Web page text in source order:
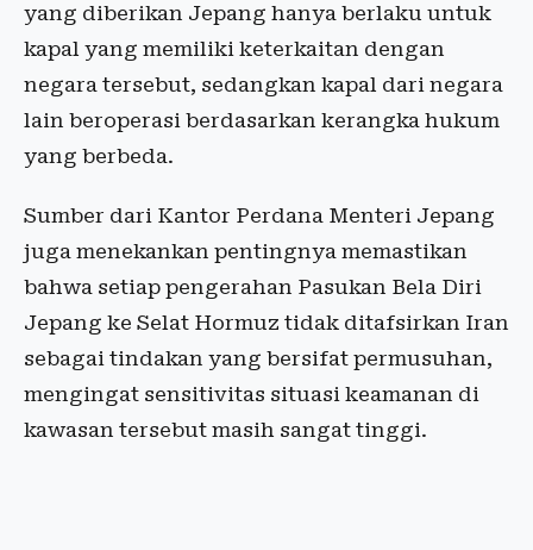
yang diberikan Jepang hanya berlaku untuk
kapal yang memiliki keterkaitan dengan
negara tersebut, sedangkan kapal dari negara
lain beroperasi berdasarkan kerangka hukum
yang berbeda.
Sumber dari Kantor Perdana Menteri Jepang
juga menekankan pentingnya memastikan
bahwa setiap pengerahan Pasukan Bela Diri
Jepang ke Selat Hormuz tidak ditafsirkan Iran
sebagai tindakan yang bersifat permusuhan,
mengingat sensitivitas situasi keamanan di
kawasan tersebut masih sangat tinggi.